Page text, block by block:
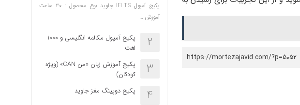
https://mortezajavid.com/?p=5052
پکیج آمپول IELTS جاوید نوع محصول : ۳۰ ساعت
آموزش …
2
پکیج آمپول مکالمه انگلیسی و 1000
لغت
3
پکیج آموزش زبان «من CAN» (ویژه
کودکان)
4 پکیج دوپینگ مغز جاوید